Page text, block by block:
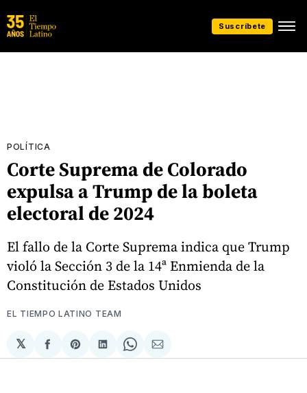
Suscríbete
POLÍTICA
Corte Suprema de Colorado
expulsa a Trump de la boleta
electoral de 2024
El fallo de la Corte Suprema indica que Trump
violó la Sección 3 de la 14ª Enmienda de la
Constitución de Estados Unidos
EL TIEMPO LATINO TEAM
𝕏
Compartir
en
Share
on
Compartir
en
Share
on
Compartir
via